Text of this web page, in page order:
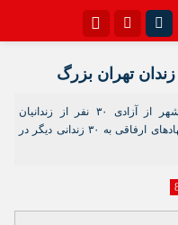
اپلیکیشن
دادستان عمومی و انقلاب شهرستان اسلامشهر از آزادی ۳۰ نفر از زندانیان
اسلامشهری در زندان تهران بزرگ و اعطای نهادهای ارفاقی به ۳۰ زندانی دیگر در